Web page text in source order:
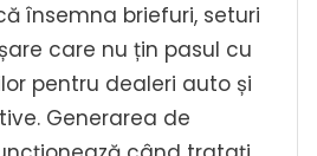
însemna briefuri, seturi
care nu țin pasul cu
pentru dealeri auto și
Generarea de